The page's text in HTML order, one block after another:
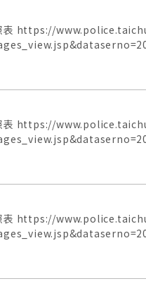
照表 https://
照表 https://
照表 https://